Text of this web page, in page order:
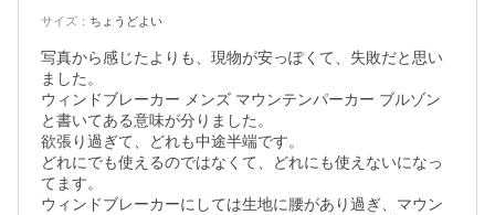
サイズ ： ちょうどよい
写真から感じたよりも、現物が安っぽくて、失敗だと思い
ました。
ウィンドブレーカー メンズ マウンテンパーカー ブルゾン
と書いてある意味が分りました。
欲張り過ぎて、どれも中途半端です。
どれにでも使えるのではなくて、どれにも使えないになっ
てます。
ウィンドブレーカーにしては生地に腰があり過ぎ、マウン